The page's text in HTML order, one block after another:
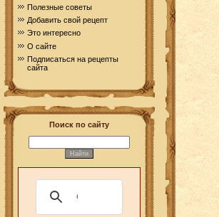
Полезные советы
Добавить свой рецепт
Это интересно
О сайте
Подписаться на рецепты
сайта
Поиск по сайту